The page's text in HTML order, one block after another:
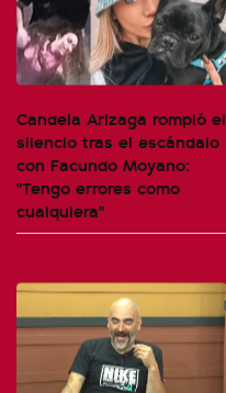
Candela Arizaga rompió el
silencio tras el escándalo
con Facundo Moyano:
"Tengo errores como
cualquiera"